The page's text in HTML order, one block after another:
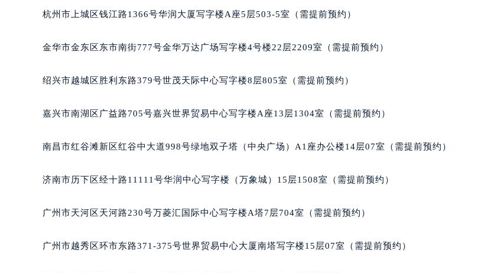
吉林省白山市浑江区浑江大街雷达售后服务中心（需提前预约）
吉林省辽源市龙山区人民大街雷达售后服务中心（需提前预约）
吉林省四平市铁东区紫气大路与南九经街交汇处雷达售后服务中心（需提前预约）
吉林省通化市东昌区环通乡江南大街雷达售后服务中心（需提前预约）
辽宁省鞍山市铁东区站前街雷达售后服务中心（需提前预约）
辽宁省朝阳市双塔区新华路雷达售后服务中心（需提前预约）
辽宁省抚顺市新抚区东一路雷达售后服务中心（需提前预约）
辽宁省葫芦岛市连山区中央路雷达售后服务中心（需提前预约）
杭州市上城区钱江路1366号华润大厦写字楼A座5层503-5室（需提前预约）
金华市金东区东市南街777号金华万达广场写字楼4号楼22层2209室（需提前预约）
绍兴市越城区胜利东路379号世茂天际中心写字楼8层805室（需提前预约）
嘉兴市南湖区广益路705号嘉兴世界贸易中心写字楼A座13层1304室（需提前预约）
南昌市红谷滩新区红谷中大道998号绿地双子塔（中央广场）A1座办公楼14层07室（需提前预约）
济南市历下区经十路11111号华润中心写字楼（万象城）15层1508室（需提前预约）
广州市天河区天河路230号万菱汇国际中心写字楼A塔7层704室（需提前预约）
广州市越秀区环市东路371-375号世界贸易中心大厦南塔写字楼15层07室（需提前预约）